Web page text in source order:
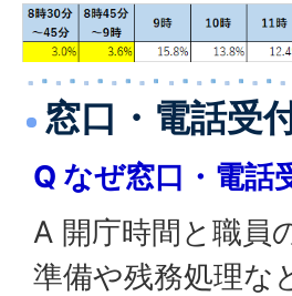
窓口・電話受
Q なぜ窓口・電話
A 開庁時間と職員
準備や残務処理な